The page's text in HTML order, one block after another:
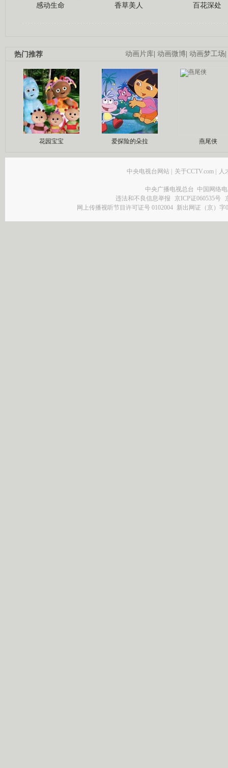
感动生命 香草美人 百花深处
动画片库| 动画微博| 动画梦工场|
热门推荐
花园宝宝 爱探险的朵拉 燕尾侠
中央电视台网站 | 关于CCTV.com | 人
中央广播电视总台 中国网络
违法和不良信息举报
京ICP证060535号
网上传播视听节目许可证号 0102004 新出网证（京）